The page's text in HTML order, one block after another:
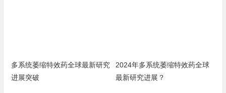
多系统萎缩特效药全球最新研究
进展突破
2024年多系统萎缩特效药全球
最新研究进展？